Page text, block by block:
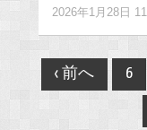
2026年1月28日
Post
‹ 前へ 6